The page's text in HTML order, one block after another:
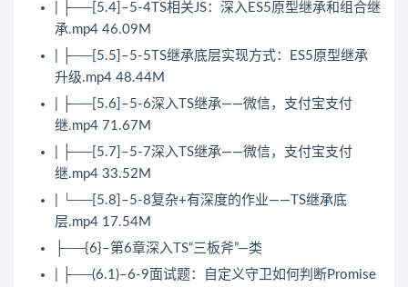
| ├──[5.4]–5-4TS相关JS：深入ES5原型继承和组合继
承.mp4 46.09M
| ├──[5.5]–5-5TS继承底层实现方式：ES5原型继承
升级.mp4 48.44M
| ├──[5.6]–5-6深入TS继承——微信，支付宝支付
继.mp4 71.67M
| ├──[5.7]–5-7深入TS继承——微信，支付宝支付
继.mp4 33.52M
| └──[5.8]–5-8复杂+有深度的作业——TS继承底
层.mp4 17.54M
├──{6}–第6章深入TS“三板斧”—类
| ├──(6.1)–6-9面试题：自定义守卫如何判断Promise